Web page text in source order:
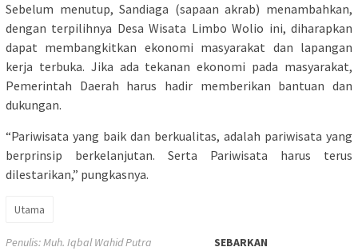
Sebelum menutup, Sandiaga (sapaan akrab) menambahkan,
dengan terpilihnya Desa Wisata Limbo Wolio ini, diharapkan
dapat membangkitkan ekonomi masyarakat dan lapangan
kerja terbuka. Jika ada tekanan ekonomi pada masyarakat,
Pemerintah Daerah harus hadir memberikan bantuan dan
dukungan.
“Pariwisata yang baik dan berkualitas, adalah pariwisata yang
berprinsip berkelanjutan. Serta Pariwisata harus terus
dilestarikan,” pungkasnya.
Utama
Penulis: Muh. Iqbal Wahid Putra
SEBARKAN